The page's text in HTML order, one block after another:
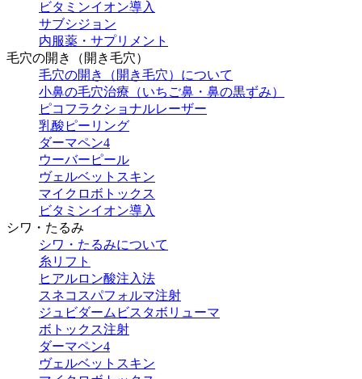
ビタミンイオン導入
サブシジョン
内服薬・サプリメント
毛穴の開き（開き毛穴）
毛穴の開き（開き毛穴）について
小鼻の毛穴治療（いちご鼻・鼻の黒ずみ）
ピコフラクショナルレーザー
乳酸ピーリング
ダーマペン4
ウーバーピール
ヴェルベットスキン
マイクロボトックス
ビタミンイオン導入
シワ・たるみ
シワ・たるみについて
糸リフト
ヒアルロン酸注入法
スネコスパフォルマ注射
ジュビダームビスタボリューマ
ボトックス注射
ダーマペン4
ヴェルベットスキン